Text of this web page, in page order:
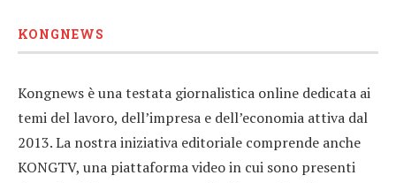
KONGNEWS
Kongnews è una testata giornalistica online dedicata ai
temi del lavoro, dell’impresa e dell’economia attiva dal
2013. La nostra iniziativa editoriale comprende anche
KONGTV, una piattaforma video in cui sono presenti